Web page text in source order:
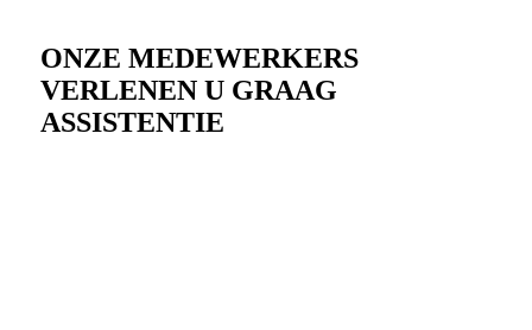
ONZE MEDEWERKERS
VERLENEN U GRAAG
ASSISTENTIE